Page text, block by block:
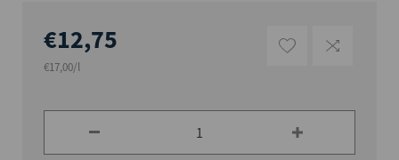
€12,75
€17,00/l